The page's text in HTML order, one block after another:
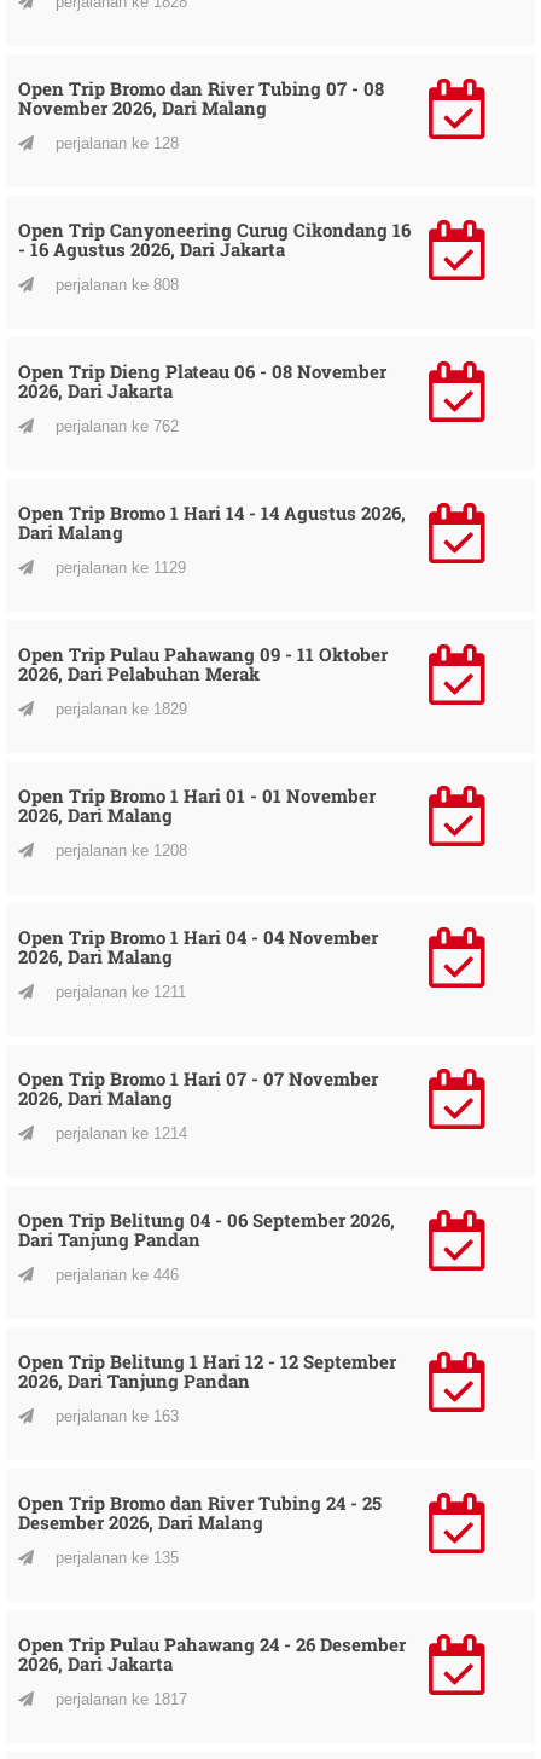
Open Trip Bromo dan River Tubing 07 - 08
November 2026, Dari Malang
perjalanan ke 128
Open Trip Canyoneering Curug Cikondang 16
- 16 Agustus 2026, Dari Jakarta
perjalanan ke 808
Open Trip Dieng Plateau 06 - 08 November
2026, Dari Jakarta
perjalanan ke 762
Open Trip Bromo 1 Hari 14 - 14 Agustus 2026,
Dari Malang
perjalanan ke 1129
Open Trip Pulau Pahawang 09 - 11 Oktober
2026, Dari Pelabuhan Merak
perjalanan ke 1829
Open Trip Bromo 1 Hari 01 - 01 November
2026, Dari Malang
perjalanan ke 1208
Open Trip Bromo 1 Hari 04 - 04 November
2026, Dari Malang
perjalanan ke 1211
Open Trip Bromo 1 Hari 07 - 07 November
2026, Dari Malang
perjalanan ke 1214
Open Trip Belitung 04 - 06 September 2026,
Dari Tanjung Pandan
perjalanan ke 446
Open Trip Belitung 1 Hari 12 - 12 September
2026, Dari Tanjung Pandan
perjalanan ke 163
Open Trip Bromo dan River Tubing 24 - 25
Desember 2026, Dari Malang
perjalanan ke 135
Open Trip Pulau Pahawang 24 - 26 Desember
2026, Dari Jakarta
perjalanan ke 1817